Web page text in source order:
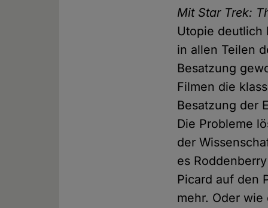
Mit Star Trek:
Utopie deutlich
in allen Teilen
Besatzung
Filmen die
Besatzung der
Die Probleme
der
es
Picard auf den
mehr. Oder